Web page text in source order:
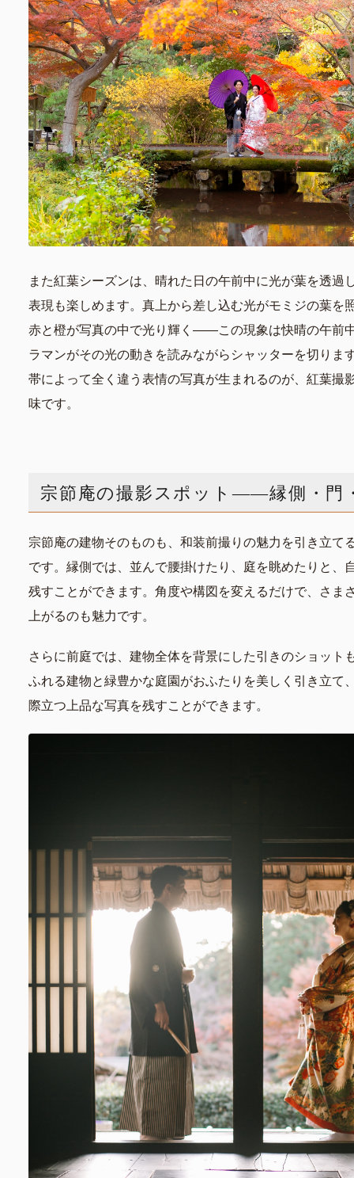
また紅葉シーズンは、晴れた日の午前中に光が葉を透過
表現も楽しめます。真上から差し込む光がモミジの葉を
赤と橙が写真の中で光り輝く——この現象は快晴の午前
ラマンがその光の動きを読みながらシャッターを切りま
帯によって全く違う表情の写真が生まれるのが、紅葉撮
味です。
宗節庵の撮影スポット——縁側・門
宗節庵の建物そのものも、和装前撮りの魅力を引き立て
です。縁側では、並んで腰掛けたり、庭を眺めたりと、
残すことができます。角度や構図を変えるだけで、さま
上がるのも魅力です。
さらに前庭では、建物全体を背景にした引きのショット
ふれる建物と緑豊かな庭園がおふたりを美しく引き立て
際立つ上品な写真を残すことができます。